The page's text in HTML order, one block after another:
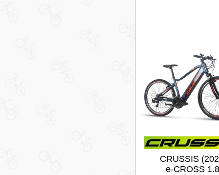
CRUSSIS
e-CROSS 1.8